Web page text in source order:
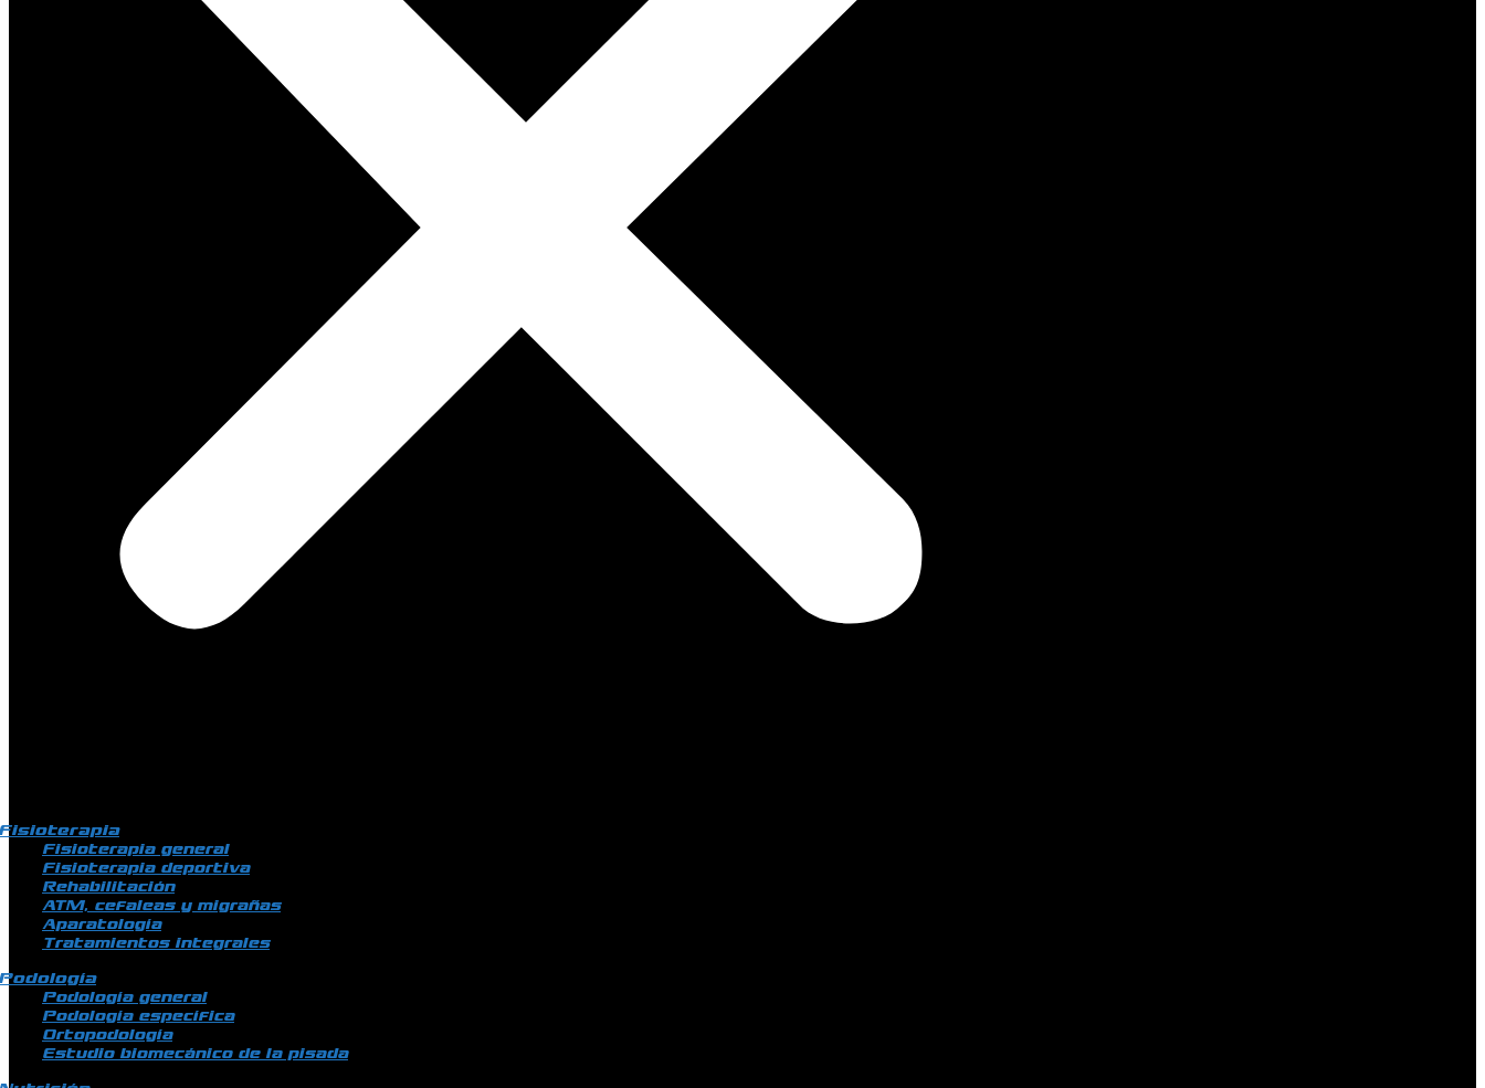
Fisioterapia general
Fisioterapia deportiva
Rehabilitación
ATM, cefaleas y migrañas
Aparatología
Tratamientos integrales
Podología general
Podología específica
Ortopodología
Estudio biomecánico de la pisada